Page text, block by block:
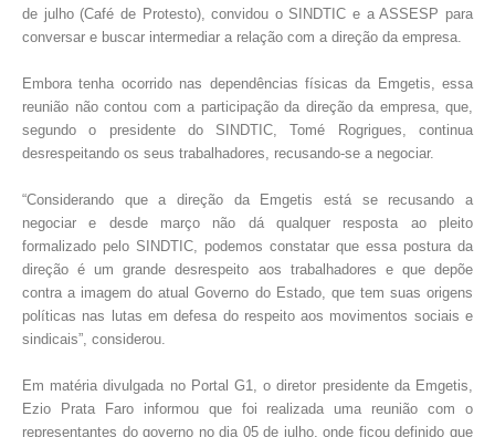
de julho (Café de Protesto),convidou o SINDTIC e a ASSESP para
conversar e buscar intermediar a relação com a direção da empresa.
Embora tenha ocorrido nas dependências físicas da Emgetis, essa
reunião não contou com a participação da direção da empresa, que,
segundo o presidente do SINDTIC, Tomé Rogrigues, continua
desrespeitando os seus trabalhadores, recusando-se a negociar.
“Considerando que a direção da Emgetis está se recusando a
negociar e desde março não dá qualquer resposta ao pleito
formalizado pelo SINDTIC, podemos constatar que essa postura da
direção é um grande desrespeito aos trabalhadores e que depõe
contra a imagem do atual Governo do Estado, que tem suas origens
políticas nas lutas em defesa do respeito aos movimentos sociais e
sindicais”, considerou.
Em matéria divulgada no Portal G1, o diretor presidente da Emgetis,
Ezio Prata Faro informou que foi realizada uma reunião com o
representantes do governo no dia 05 de julho, onde ficou definido que